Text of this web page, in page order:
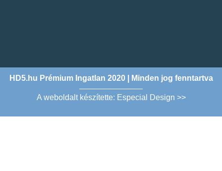
HD5.hu Prémium Ingatlan 2020 | Minden jog fenntartva
A weboldalt készítette: Especial Design >>